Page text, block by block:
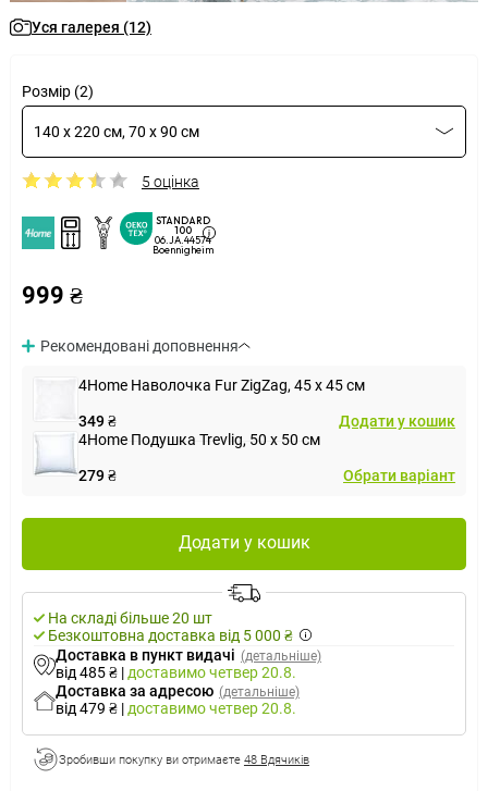
Уся галерея (12)
Розмір (2)
140 x 220 см, 70 x 90 см
5 оцінка
STANDARD
100
06.JA.44574
Boennigheim
999 ₴
Рекомендовані доповнення
4Home Наволочка Fur ZigZag, 45 x 45 см
349 ₴
Додати у кошик
4Home Подушка Trevlig, 50 x 50 см
279 ₴ Обрати варіант
Додати у кошик
На складі більше 20 шт
Безкоштовна доставка від 5 000 ₴
Доставка в пункт видачі (детальніше)
від 485 ₴ |доставимочетвер 20.8.
Доставка за адресою (детальніше)
від 479 ₴ |доставимочетвер 20.8.
Зробивши покупку ви отримаєте 48 Вдячиків